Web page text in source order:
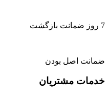
7 روز ضمانت بازگشت
ضمانت اصل بودن
خدمات مشتریان